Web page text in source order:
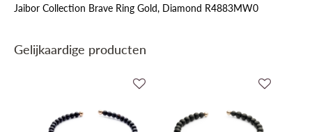
Jaibor Collection Brave Ring Gold, Diamond R4883MW0
Gelijkaardige producten